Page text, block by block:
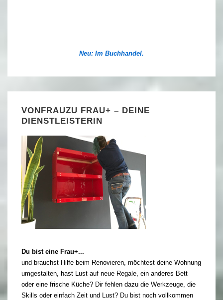
Neu: Im Buchhandel.
VONFRAUZU FRAU+ – DEINE
DIENSTLEISTERIN
Du bist eine Frau+...
und brauchst Hilfe beim Renovieren, möchtest deine Wohnung
umgestalten, hast Lust auf neue Regale, ein anderes Bett
oder eine frische Küche? Dir fehlen dazu die Werkzeuge, die
Skills oder einfach Zeit und Lust? Du bist noch vollkommen